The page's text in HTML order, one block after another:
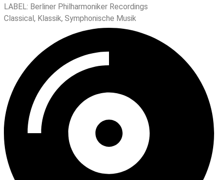
LABEL: Berliner Philharmoniker Recordings
Classical, Klassik, Symphonische Musik